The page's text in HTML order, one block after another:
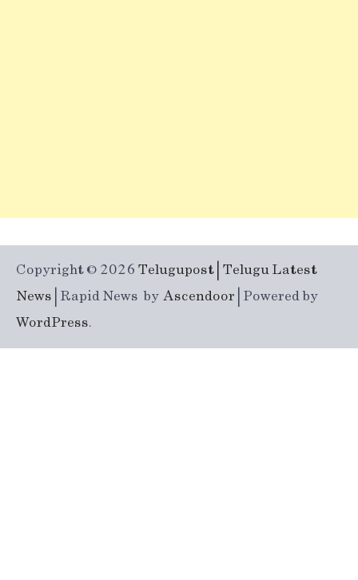
Copyright © 2026 Telugupost | Telugu Latest
News | Rapid News byAscendoor | Powered by
WordPress.